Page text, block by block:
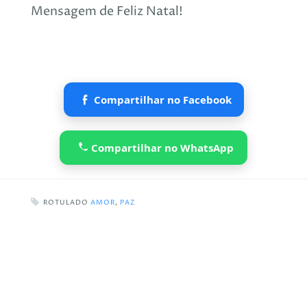
Mensagem de Feliz Natal!
Compartilhar no Facebook
Compartilhar no WhatsApp
ROTULADO AMOR, PAZ